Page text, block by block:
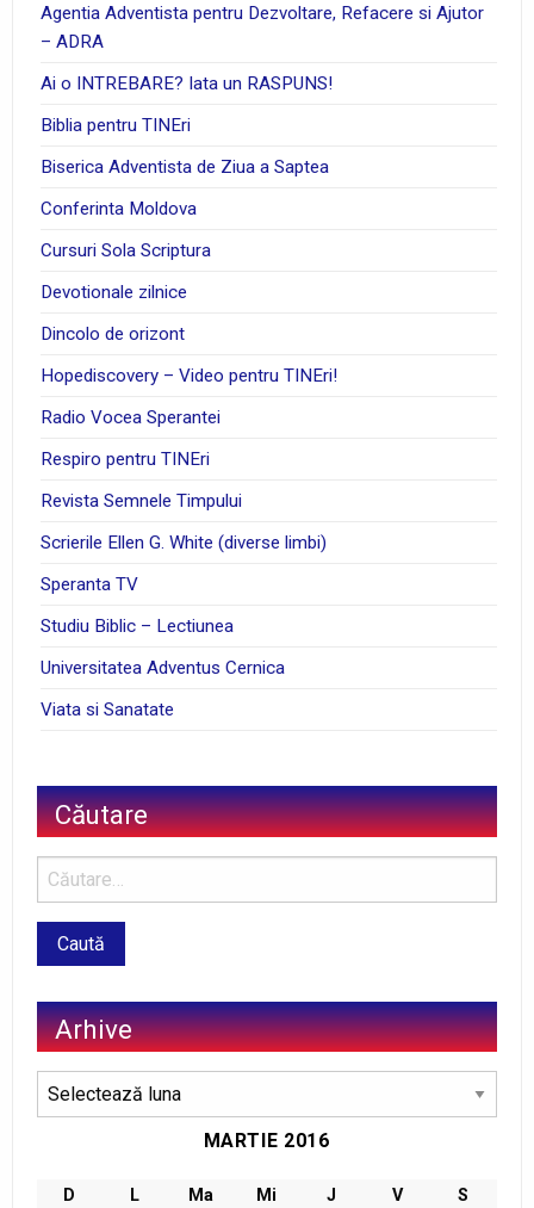
Agentia Adventista pentru Dezvoltare, Refacere si Ajutor
– ADRA
Ai o INTREBARE? Iata un RASPUNS!
Biblia pentru TINEri
Biserica Adventista de Ziua a Saptea
Conferinta Moldova
Cursuri Sola Scriptura
Devotionale zilnice
Dincolo de orizont
Hopediscovery – Video pentru TINEri!
Radio Vocea Sperantei
Respiro pentru TINEri
Revista Semnele Timpului
Scrierile Ellen G. White (diverse limbi)
Speranta TV
Studiu Biblic – Lectiunea
Universitatea Adventus Cernica
Viata si Sanatate
Căutare
Arhive
Arhive
MARTIE 2016
D L Ma Mi J V
S